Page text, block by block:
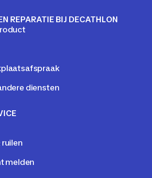
REPARATIE BIJ DECATHLON
diensten
melden